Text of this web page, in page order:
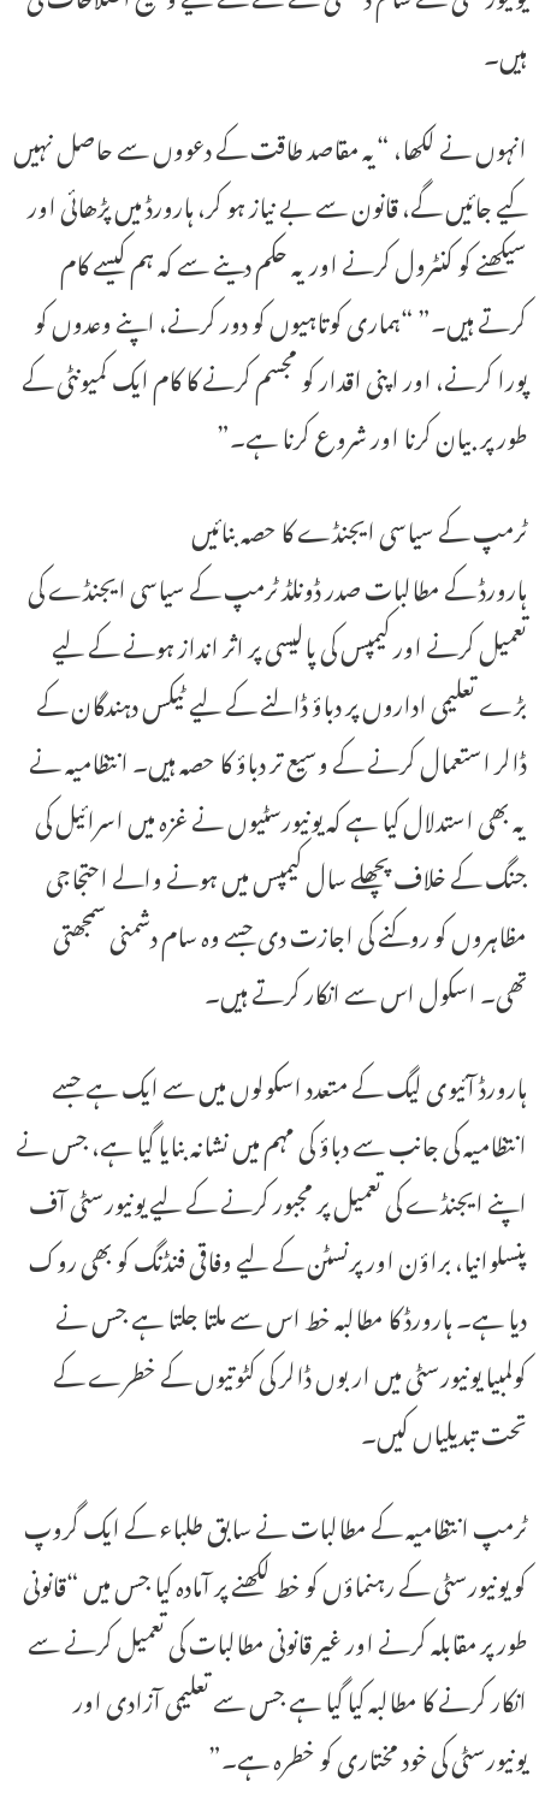
ہیں۔
انہوں نے لکھا، “یہ مقاصد طاقت کے دعووں سے حاصل نہیں
کیے جائیں گے، قانون سے بے نیاز ہو کر، ہارورڈ میں پڑھائی اور
سیکھنے کو کنٹرول کرنے اور یہ حکم دینے سے کہ ہم کیسے کام
کرتے ہیں۔” “ہماری کوتاہیوں کو دور کرنے، اپنے وعدوں کو
پورا کرنے، اور اپنی اقدار کو مجسم کرنے کا کام ایک کمیونٹی کے
طور پر بیان کرنا اور شروع کرنا ہے۔”
ٹرمپ کے سیاسی ایجنڈے کا حصہ بنائیں
ہارورڈ کے مطالبات صدر ڈونلڈ ٹرمپ کے سیاسی ایجنڈے کی
تعمیل کرنے اور کیمپس کی پالیسی پر اثر انداز ہونے کے لیے
بڑے تعلیمی اداروں پر دباؤ ڈالنے کے لیے ٹیکس دہندگان کے
ڈالر استعمال کرنے کے وسیع تر دباؤ کا حصہ ہیں۔ انتظامیہ نے
یہ بھی استدلال کیا ہے کہ یونیورسٹیوں نے غزہ میں اسرائیل کی
جنگ کے خلاف پچھلے سال کیمپس میں ہونے والے احتجاجی
مظاہروں کو روکنے کی اجازت دی جسے وہ سام دشمنی سمجھتی
تھی۔ اسکول اس سے انکار کرتے ہیں۔
ہارورڈ آئیوی لیگ کے متعدد اسکولوں میں سے ایک ہے جسے
انتظامیہ کی جانب سے دباؤ کی مہم میں نشانہ بنایا گیا ہے، جس نے
اپنے ایجنڈے کی تعمیل پر مجبور کرنے کے لیے یونیورسٹی آف
پنسلوانیا، براؤن اور پرنسٹن کے لیے وفاقی فنڈنگ ​​کو بھی روک
دیا ہے۔ ہارورڈ کا مطالبہ خط اس سے ملتا جلتا ہے جس نے
کولمبیا یونیورسٹی میں اربوں ڈالر کی کٹوتیوں کے خطرے کے
تحت تبدیلیاں کیں۔
ٹرمپ انتظامیہ کے مطالبات نے سابق طلباء کے ایک گروپ
کو یونیورسٹی کے رہنماؤں کو خط لکھنے پر آمادہ کیا جس میں “قانونی
طور پر مقابلہ کرنے اور غیر قانونی مطالبات کی تعمیل کرنے سے
انکار کرنے کا مطالبہ کیا گیا ہے جس سے تعلیمی آزادی اور
یونیورسٹی کی خود مختاری کو خطرہ ہے۔”